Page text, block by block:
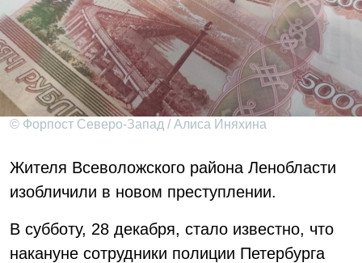
© Форпост Северо-Запад / Алиса Иняхина
Жителя Всеволожского района Ленобласти
изобличили в новом преступлении.
В субботу, 28 декабря, стало известно, что
накануне сотрудники полиции Петербурга